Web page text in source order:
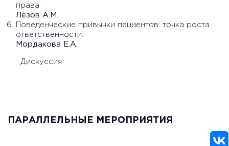
права.
Лёзов А.М.
Поведенческие привычки пациентов: точка роста
ответственности.
Мордакова Е.А.
Дискуссия
ПАРАЛЛЕЛЬНЫЕ МЕРОПРИЯТИЯ